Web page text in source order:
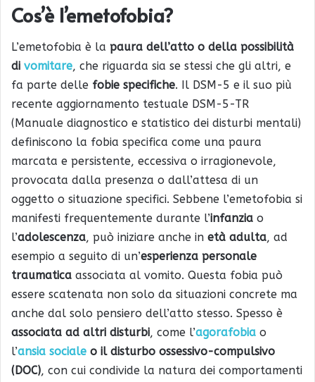
Cos’è l’emetofobia?
L’emetofobia è la paura dell’atto o della possibilità
di vomitare, che riguarda sia se stessi che gli altri, e
fa parte delle fobie specifiche. Il DSM-5 e il suo più
recente aggiornamento testuale DSM-5-TR
(Manuale diagnostico e statistico dei disturbi mentali)
definiscono la fobia specifica come una paura
marcata e persistente, eccessiva o irragionevole,
provocata dalla presenza o dall’attesa di un
oggetto o situazione specifici. Sebbene l’emetofobia si
manifesti frequentemente durante l’infanzia o
l’adolescenza, può iniziare anche in età adulta, ad
esempio a seguito di un’esperienza personale
traumatica associata al vomito. Questa fobia può
essere scatenata non solo da situazioni concrete ma
anche dal solo pensiero dell’atto stesso. Spesso è
associata ad altri disturbi, come l’agorafobia o
l’ansia sociale o il disturbo ossessivo-compulsivo
(DOC), con cui condivide la natura dei comportamenti